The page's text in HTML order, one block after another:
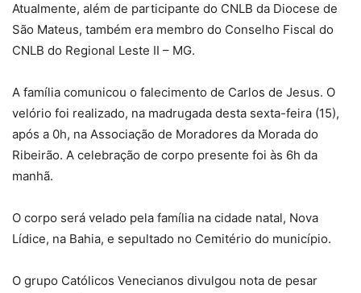
Atualmente, além de participante do CNLB da Diocese de
São Mateus, também era membro do Conselho Fiscal do
CNLB do Regional Leste II – MG.
A família comunicou o falecimento de Carlos de Jesus. O
velório foi realizado, na madrugada desta sexta-feira (15),
após a 0h, na Associação de Moradores da Morada do
Ribeirão. A celebração de corpo presente foi às 6h da
manhã.
O corpo será velado pela família na cidade natal, Nova
Lídice, na Bahia, e sepultado no Cemitério do município.
O grupo Católicos Venecianos divulgou nota de pesar